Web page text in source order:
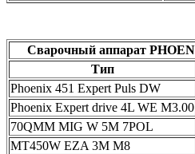
Сварочный аппарат
Тип
Phoenix 451 Expert Puls DW
Phoenix Expert drive 4L WE M3.00
70QMM MIG W 5M 7POL
MT450W EZA 3M M8